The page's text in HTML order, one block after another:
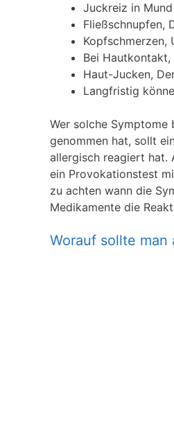
Juckreiz in
Fließschnupfen,
Kopfschmerzen,
Bei Hautkontakt,
Haut-Jucken,
Langfristig
Wer solche
genommen hat, sollt
allergisch reagiert hat.
ein Provokationstest
zu achten wann die
Medikamente die
Worauf sollte